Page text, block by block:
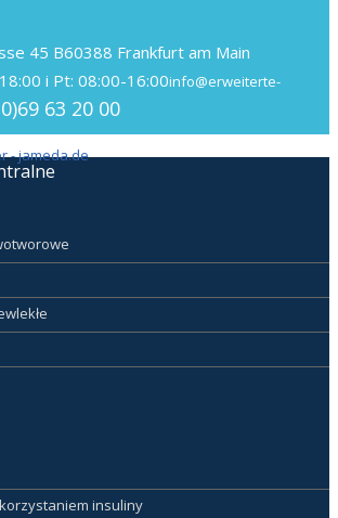
45 B60388 Frankfurt am Main
i Pt: 08:00-16:00info@erweiterte-
63 20 00
- jameda.de
insuliny